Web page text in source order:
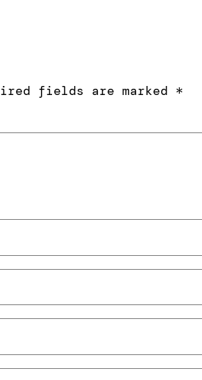
fields are marked *